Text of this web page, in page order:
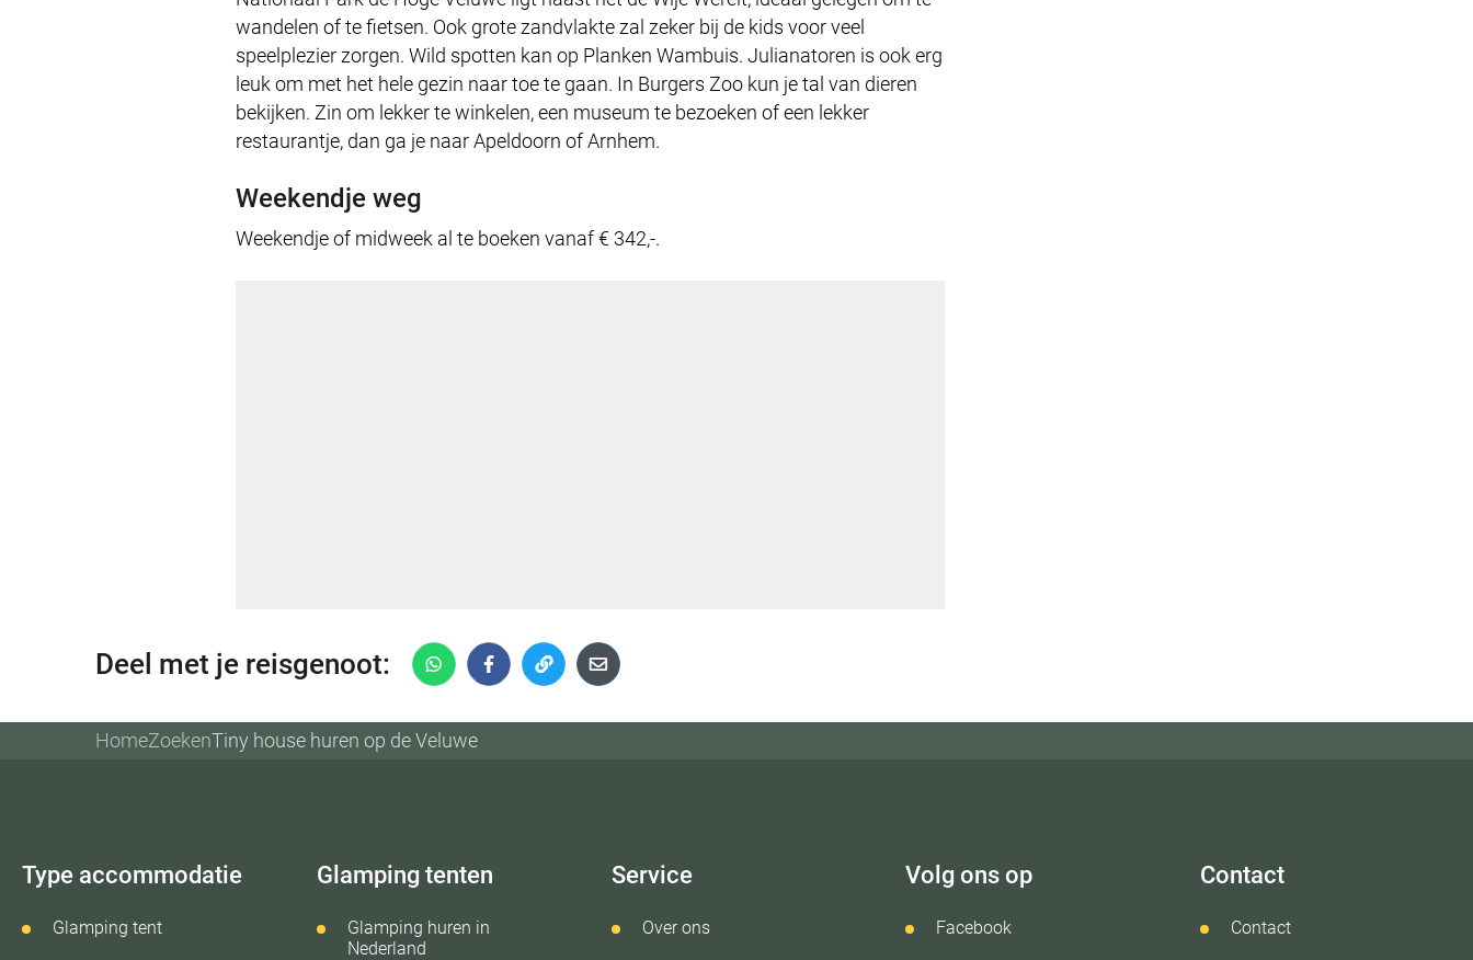
wandelen of te fietsen. Ook grote zandvlakte zal zeker bij de kids voor veel
speelplezier zorgen. Wild spotten kan op Planken Wambuis.Julianatoren is ook erg
leuk om met het hele gezin naar toe te gaan. In Burgers Zoo kun je tal van dieren
bekijken. Zin om lekker te winkelen, een museum te bezoeken of een lekker
restaurantje, dan ga je naar Apeldoorn of Arnhem.
Weekendje weg
Weekendje of midweek al te boeken vanaf € 342,-.
Deel met je reisgenoot:
HomeZoekenTiny house huren op de Veluwe
Type accommodatie
Glamping tent
Glamping tenten
Glamping huren in
Nederland
Service
Over ons
Volg ons op
Facebook
Contact
Contact